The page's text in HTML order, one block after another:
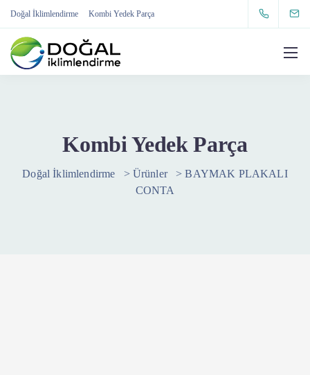
Doğal İklimlendirme Kombi Yedek Parça
Kombi Yedek Parça
Doğal İklimlendirme > Ürünler >BAYMAK PLAKALI
CONTA